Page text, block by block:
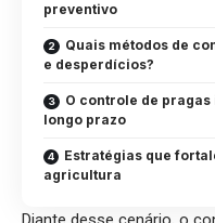
preventivo
Quais métodos de
e desperdícios?
O controle de
longo prazo
Estratégias que
agricultura